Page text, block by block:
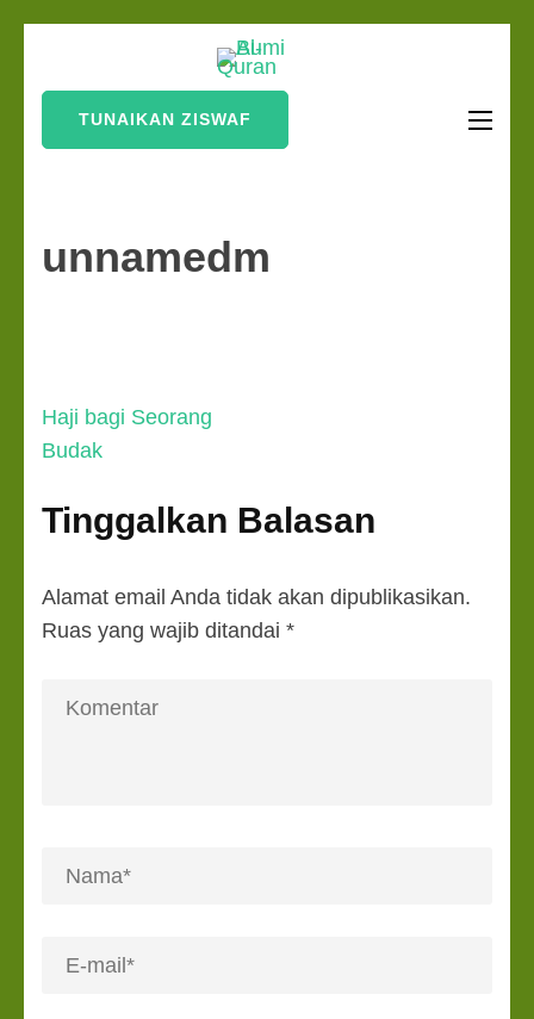
(Tekan
Kebahagiaan Dunia-
TUNAIKAN ZISWAF
unnamedm
Navigasi
pos
Haji bagi Seorang
Budak
Tinggalkan Balasan
Alamat email Anda tidak akan dipublikasikan.
Ruas yang wajib ditandai *